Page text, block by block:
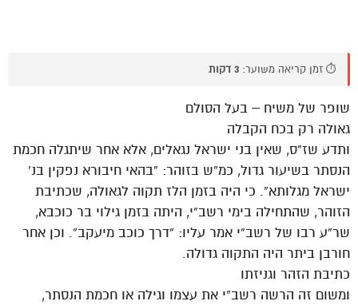
⏱️ זמן קריאה משוער: 3 דקות
שופר של משיח – בעל הסולם
גאולה רק בכח הקבלה
ותדע שז”ס, שאין בני ישראל נגאלים, אלא אחר שיתגלה חכמת
הנסתר בשיעור גדול, כמ”ש בזוהר: “בהאי חיבורא נפקין בנ’
ישראל מגלותא”. כי היה בזמן הלז תקוה לגאולה, שכתיבת
הזוהר, שהתחילה בימי רשב”י, היתה בזמן גילוי בר כוכבא,
שר”ע רבו של רשב”י אמר עליו: “דרך כוכב מיעקב”. וכן אחר
חורבן ביתר היה התקוה גדולה.
כתיבת הזהר וגניזתו
ומשום זה הרשה רשב”י את עצמו וגילה או חכמת הנסתר,